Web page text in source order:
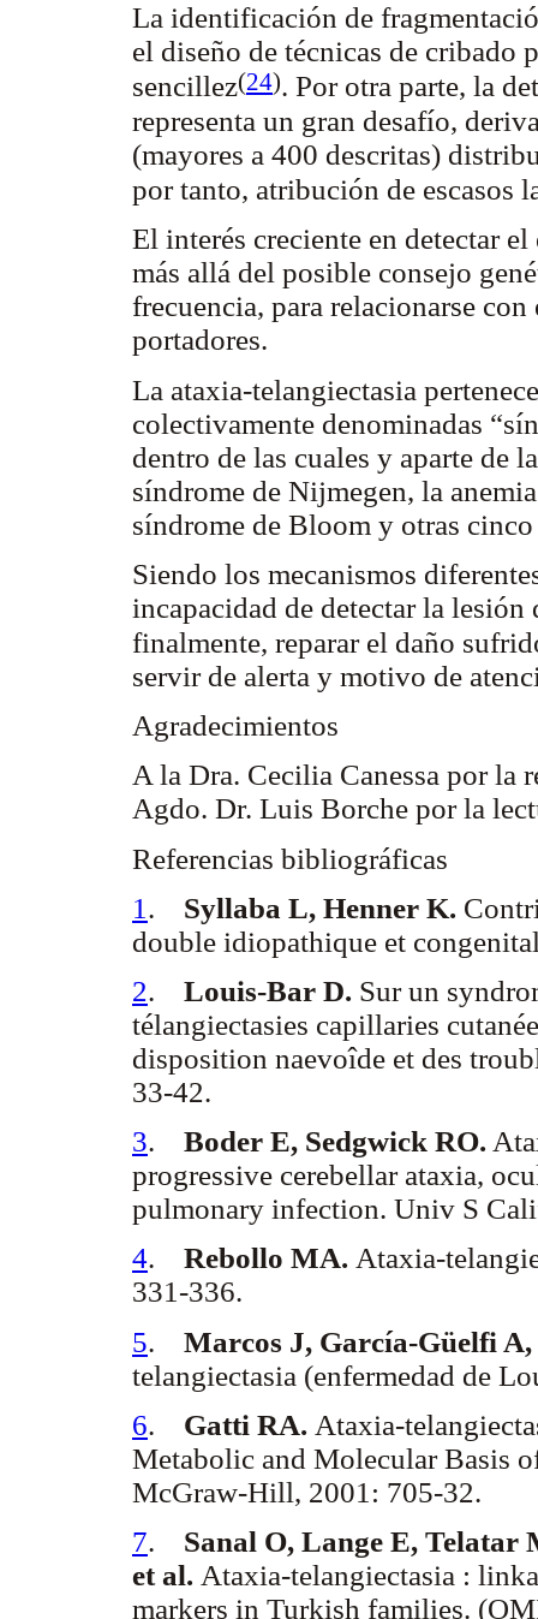
La identificación de
el diseño de técnicas de cribado
sencillez(24). Por otra parte, la
representa un gran desafío,
(mayores a 400 descritas)
por tanto, atribución de escasos
El interés creciente en detectar
más allá del posible consejo
frecuencia, para relacionarse
portadores.
La ataxia-telangiectasia
colectivamente denominadas
dentro de las cuales y aparte de
síndrome de Nijmegen, la
síndrome de Bloom y otras
Siendo los mecanismos
incapacidad de detectar la
finalmente, reparar el daño
servir de alerta y motivo de
Agradecimientos
A la Dra. Cecilia Canessa por
Agdo. Dr. Luis Borche por la
Referencias bibliográficas
1 . Syllaba L, Henner K.
double idiopathique et
2. Louis-Bar D. Sur un
télangiectasies capillaries
disposition naevoîde et des
33-42.
3. Boder E, Sedgwick RO.
progressive cerebellar ataxia,
pulmonary infection. Univ S
4. Rebollo MA. Ataxia-
331-336.
5. Marcos J, García-Güelfi
telangiectasia (enfermedad de
6. Gatti RA. Ataxia-
Metabolic and Molecular Basis
McGraw-Hill, 2001: 705-32.
7. Sanal O, Lange E, Telatar
et al. Ataxia-telangiectasia :
markers in Turkish families.